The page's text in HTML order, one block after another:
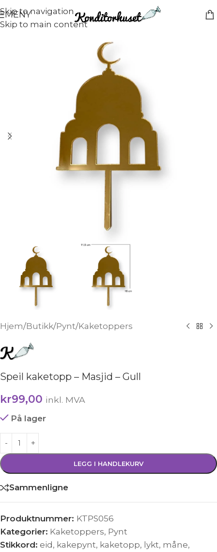
Skip to navigation
Skip to main content
MENY
Hjem/Butikk/Pynt/Kaketoppers
Speil kaketopp – Masjid – Gull
kr99,00 inkl. MVA
På lager
LEGG I HANDLEKURV
Sammenligne
Produktnummer: KTPS056
Kategorier: Kaketoppers, Pynt
Stikkord: eid, kakepynt, kaketopp, lykt, måne,